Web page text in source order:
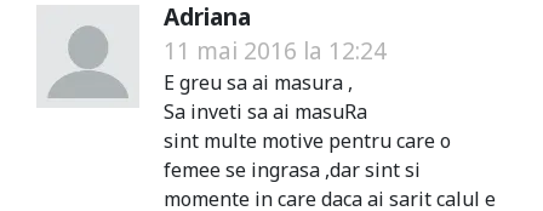
Adriana
11 mai 2016 la 12:24
E greu sa ai masura ,
Sa inveti sa ai masuRa
sint multe motive pentru care o
femee se ingrasa ,dar sint si
momente in care daca ai sarit calul e